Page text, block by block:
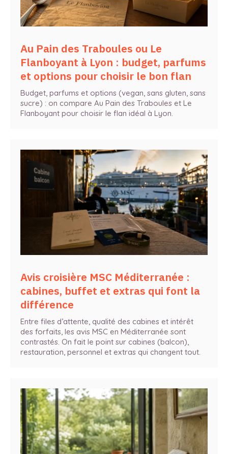
Au Pain des Traboules ou Le
Flanboyant à Lyon : budget, parfums
et options pour choisir le bon flan
Budget, parfums et options (vegan, sans gluten, sans
sucre) : on compare Au Pain des Traboules et Le
Flanboyant pour choisir le flan idéal à Lyon.
Avis croisière MSC Méditerranée :
cabines, buffet et extras qui font la
différence
Entre files d’attente, qualité des cabines et intérêt
des forfaits, les avis MSC en Méditerranée sont
contrastés. On fait le point sur cabines (balcon),
restauration, personnel et extras qui changent tout.